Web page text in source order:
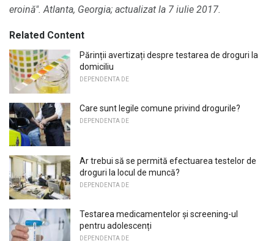
eroină". Atlanta, Georgia; actualizat la 7 iulie 2017.
Related Content
Părinții avertizați despre testarea de droguri la
domiciliu
DEPENDENTA DE
Care sunt legile comune privind drogurile?
DEPENDENTA DE
Ar trebui să se permită efectuarea testelor de
droguri la locul de muncă?
DEPENDENTA DE
Testarea medicamentelor și screening-ul
pentru adolescenți
DEPENDENTA DE